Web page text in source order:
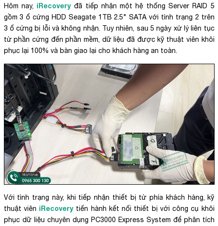
Hôm nay, iRecoveryđã tiếp nhận một hệ thống Server RAID 5
gồm 3 ổ cứng HDD Seagate 1TB 2.5" SATA với tình trạng 2 trên
3 ổ cứng bị lỗi và không nhận. Tuy nhiên, sau 5 ngày xử lý liên tục
từ phần cứng đến phần mềm, dữ liệu đã được kỹ thuật viên khôi
phục lại 100% và bàn giao lại cho khách hàng an toàn.
Với tình trạng này, khi tiếp nhận thiết bị từ phía khách hàng, kỹ
thuật viên iRecovery tiến hành kết nối thiết bị với công cụ khôi
phục dữ liệu chuyên dụng PC3000 Express System để phân tích